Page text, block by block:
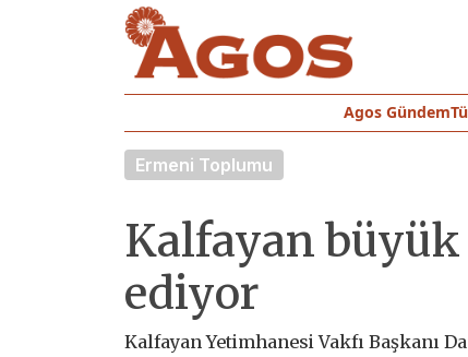
Agos Gündem
Ermeni Toplumu
Kalfayan
ediyor
Kalfayan Yetimhanesi Vakfı Başkanı